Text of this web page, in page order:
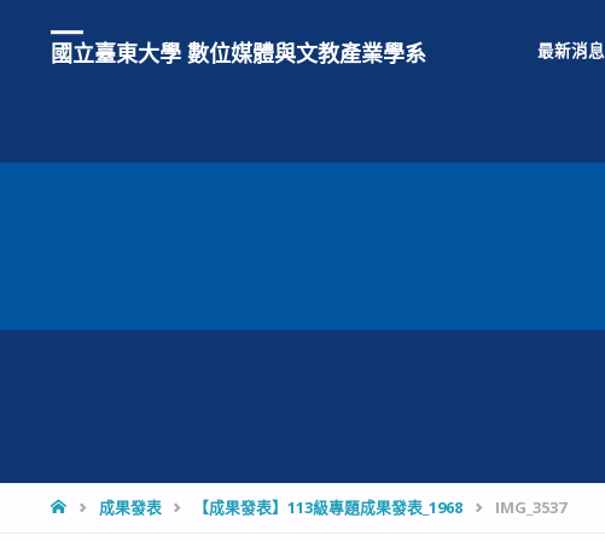
國立臺東大學 數位媒體與文教產業學系 最新消息
HOME成果發表 【成果發表】113級專題成果發表_1968 IMG_3537